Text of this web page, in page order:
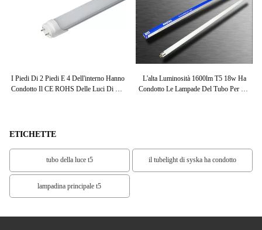
I Piedi Di 2 Piedi E 4 Dell'interno Hanno
Condotto Il CE ROHS Delle Luci Di CC
L'alta Luminosità 1600lm T5 18w Ha
Condotto Le Lampade Del Tubo Per Gli
ETICHETTE
tubo della luce t5 il tubelight di syska ha condotto
lampadina principale t5